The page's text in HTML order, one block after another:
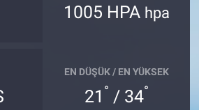
1005 HPA hpa
EN DÜŞÜK / EN YÜKSEK
21 ° / 34°